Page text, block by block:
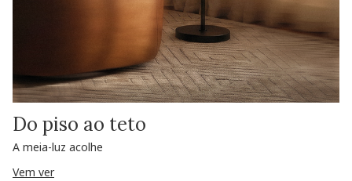
Do piso ao teto
A meia-luz acolhe
Vem ver